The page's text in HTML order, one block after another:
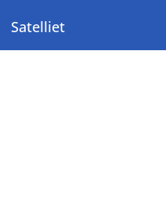
Satelliet